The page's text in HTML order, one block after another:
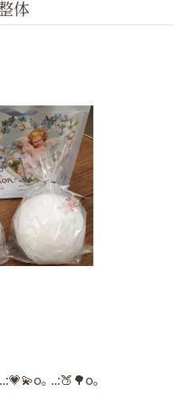
体
｡ ..:🍑🌳o｡